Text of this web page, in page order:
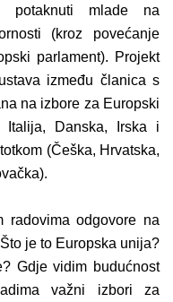
potaknuti mlade na
(kroz povećanje
parlament). Projekt
između članica s
na izbore za Europski
Italija, Danska, Irska i
(Češka, Hrvatska,
odgovore na
je to Europska unija?
Gdje vidim budućnost
važni izbori za